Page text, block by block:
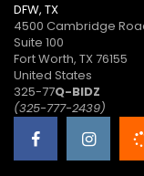
DFW, TX
4500 Cambridge
Suite 100
Fort Worth, TX 76155
United States
325-77Q-BIDZ
(325-777-2439)